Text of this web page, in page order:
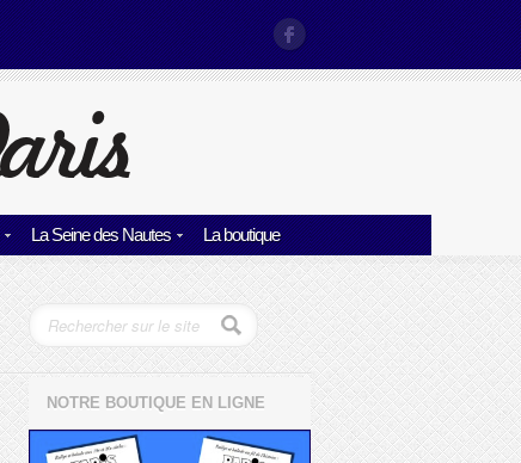
La Seine des Nautes La boutique
NOTRE BOUTIQUE EN LIGNE